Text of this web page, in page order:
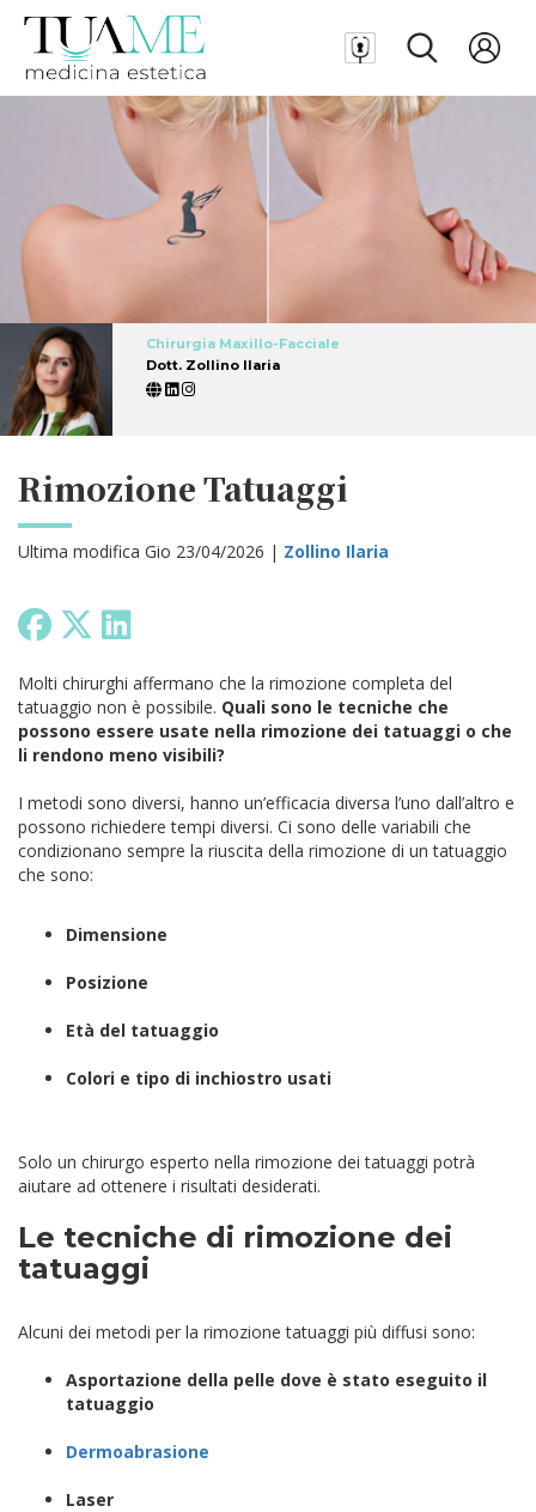
Chirurgia Maxillo-Facciale
Dott. Zollino Ilaria
Rimozione Tatuaggi
Ultima modifica Gio 23/04/2026 | Zollino Ilaria
Molti chirurghi affermano che la rimozione completa del
tatuaggio non è possibile. Quali sono le tecniche che
possono essere usate nella rimozione dei tatuaggi o che
li rendono meno visibili?
I metodi sono diversi, hanno un’efficacia diversa l’uno dall’altro e
possono richiedere tempi diversi. Ci sono delle variabili che
condizionano sempre la riuscita della rimozione di un tatuaggio
che sono:
Dimensione
Posizione
Età del tatuaggio
Colori e tipo di inchiostro usati
Solo un chirurgo esperto nella rimozione dei tatuaggi potrà
aiutare ad ottenere i risultati desiderati.
Le tecniche di rimozione dei
tatuaggi
Alcuni dei metodi per la rimozione tatuaggi più diffusi sono:
Asportazione della pelle dove è stato eseguito il
tatuaggio
Dermoabrasione
Laser